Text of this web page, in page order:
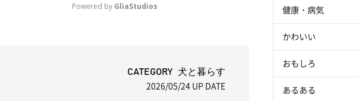
Powered by GliaStudios
CATEGORY 犬と暮らす
2026/05/24 UP DATE
健康・病気
かわいい
おもしろ
あるある